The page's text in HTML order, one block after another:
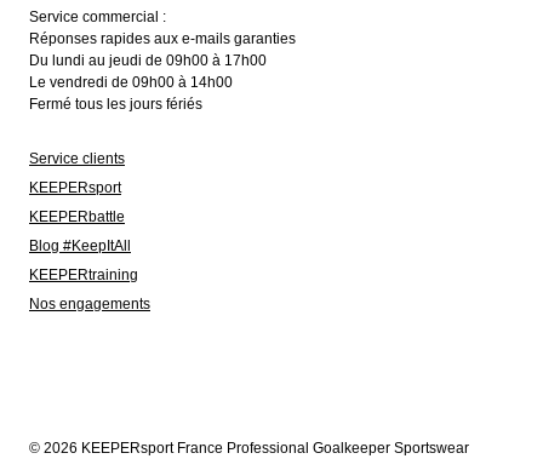
Service commercial :
Réponses rapides aux e-mails garanties
Du lundi au jeudi de 09h00 à 17h00
Le vendredi de 09h00 à 14h00
Fermé tous les jours fériés
Service clients
KEEPERsport
KEEPERbattle
Blog #KeepItAll
KEEPERtraining
Nos engagements
© 2026 KEEPERsport France Professional Goalkeeper Sportswear